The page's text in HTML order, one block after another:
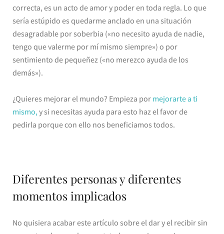
correcta, es un acto de amor y poder en toda regla. Lo que
sería estúpido es quedarme anclado en una situación
desagradable por soberbia («no necesito ayuda de nadie,
tengo que valerme por mí mismo siempre») o por
sentimiento de pequeñez («no merezco ayuda de los
demás»).
¿Quieres mejorar el mundo? Empieza por mejorarte a ti
mismo, y si necesitas ayuda para esto haz el favor de
pedirla porque con ello nos beneficiamos todos.
Diferentes personas y diferentes
momentos implicados
No quisiera acabar este artículo sobre el dar y el recibir sin